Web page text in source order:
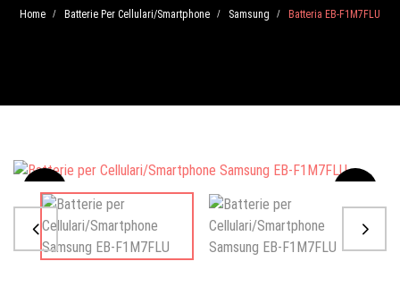
Home / Batterie Per Cellulari/Smartphone / Samsung / Batteria EB-F1M7FLU
Sale